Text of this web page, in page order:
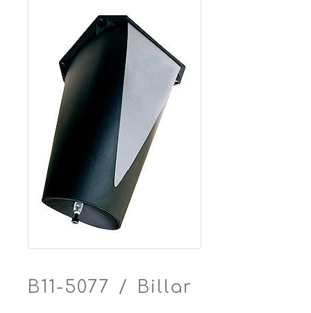
B11-5077 / Billar